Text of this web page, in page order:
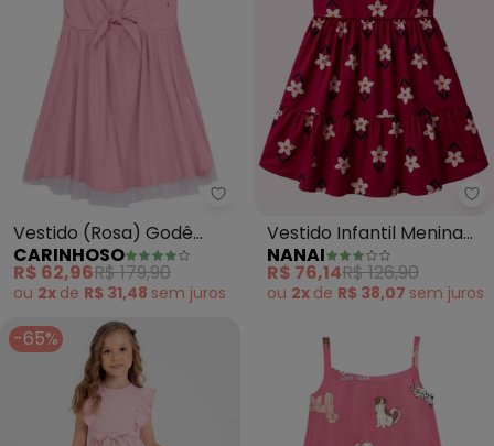
Carinhoso - Vestido (Rosa)
Vestido (Rosa) Godê
com Tule e Lantejoulas
Menina
CARINHOSO
R$ 62,96R$ 179,90
ou 2x de R$ 31,48 sem juros
Vestido Infantil Menina
Flores (Rosa)
NANAI
R$ 76,14R$ 126,90
ou 2x de R$ 38,07 sem juros
-65%